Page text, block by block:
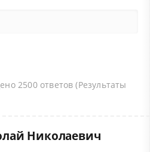
2500 ответов (Результаты
Николаевич